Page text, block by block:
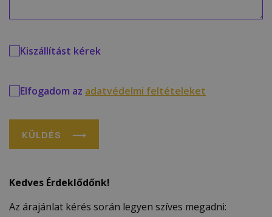
Kiszállítást kérek
Elfogadom az adatvédelmi feltételeket
KÜLDÉS
Kedves Érdeklődőnk!
Az árajánlat kérés során legyen szíves megadni: